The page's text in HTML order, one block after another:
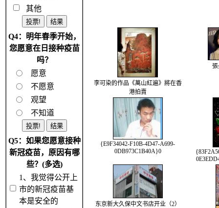
其他
Q4：明年春季开始，
您愿意在日接种疫苗
吗？
愿意
不愿意
观望
不知道
Q5：如果您愿意接种
新冠疫苗，原因有哪
些？(多选)
1、我觉得公开上
市的新冠疫苗基
本是安全的
李可染的作品《萬山紅遍》將在香
港拍賣
{E9F34042-F10B-4D47-A699-
0DB973C1B40A}0
东京新大久保中文书店开业（2）